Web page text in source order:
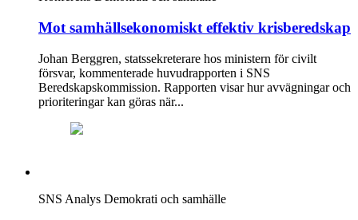
Mot samhällsekonomiskt effektiv krisberedskap
Johan Berggren, statssekreterare hos ministern för civilt
försvar, kommenterade huvudrapporten i SNS
Beredskapskommission. Rapporten visar hur avvägningar och
prioriteringar kan göras när...
SNS Analys Demokrati och samhälle